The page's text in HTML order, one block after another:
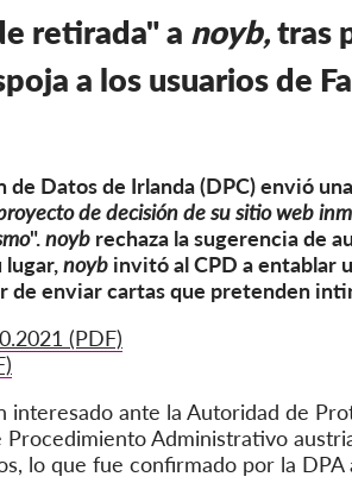
retirada" a noyb,tras
a los usuarios de
Datos de Irlanda (DPC) envió una
de decisión de su sitio web
".noyb rechaza la sugerencia de
lugar,noyb invitó al CPD a entablar
enviar cartas que pretenden
(PDF)
interesado ante la Autoridad de
Administrativo
lo que fue confirmado por la